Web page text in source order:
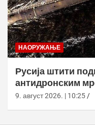
НАОРУЖАЊЕ
Русија штити
антидронским
9. август 2026. | 10:25